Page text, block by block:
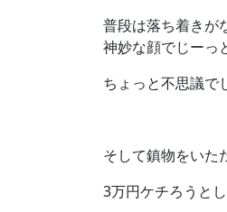
普段は落ち着きが
神妙な顔でじーっ
ちょっと不思議で
そして鎮物をいた
3万円ケチろうと